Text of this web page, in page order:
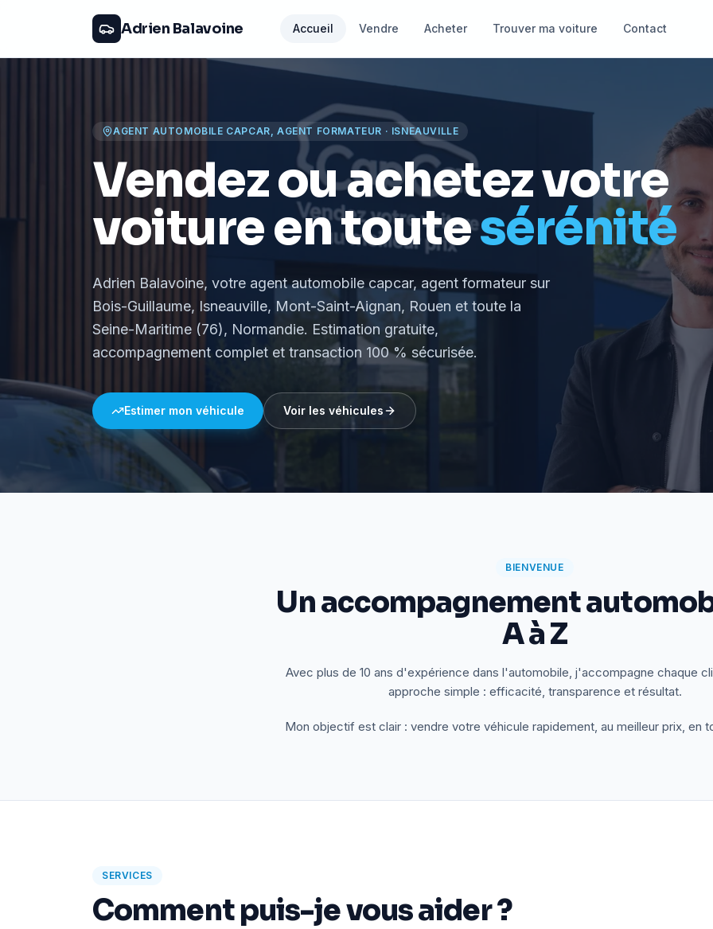
Adrien Balavoine Accueil Vendre Acheter Trouver ma voiture Contact
AGENT AUTOMOBILE CAPCAR, AGENT FORMATEUR · ISNEAUVILLE
Vendez ou achetez votre
voiture en toutesérénité
Adrien Balavoine, votre agent automobile capcar, agent formateur sur
Bois-Guillaume, Isneauville, Mont-Saint-Aignan, Rouen et toute la
Seine-Maritime (76), Normandie. Estimation gratuite,
accompagnement complet et transaction 100 % sécurisée.
Estimer mon véhicule Voir les véhicules
BIENVENUE
Un accompagnement
A à Z
Avec plus de 10 ans d'expérience dans l'automobile, j'accompagne chaque
approche simple : efficacité, transparence et résultat.
Mon objectif est clair : vendre votre véhicule rapidement, au meilleur prix, en
SERVICES
Comment puis-je vous aider ?